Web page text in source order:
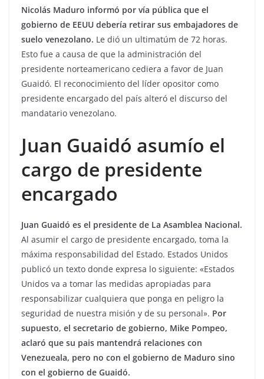
Nicolás Maduro informó por vía pública que el
gobierno de EEUU debería retirar sus embajadores de
suelo venezolano. Le dió un ultimatúm de 72 horas.
Esto fue a causa de que la administración del
presidente norteamericano cediera a favor de Juan
Guaidó. El reconocimiento del líder opositor como
presidente encargado del país alteró el discurso del
mandatario venezolano.
Juan Guaidó asumío el
cargo de presidente
encargado
Juan Guaidó es el presidente de La Asamblea Nacional.
Al asumir el cargo de presidente encargado, toma la
máxima responsabilidad del Estado. Estados Unidos
publicó un texto donde expresa lo siguiente: «Estados
Unidos va a tomar las medidas apropiadas para
responsabilizar cualquiera que ponga en peligro la
seguridad de nuestra misión y de su personal». Por
supuesto, el secretario de gobierno, Mike Pompeo,
aclaró que su pais mantendrá relaciones con
Venezueala, pero no con el gobierno de Maduro sino
con el gobierno de Guaidó.